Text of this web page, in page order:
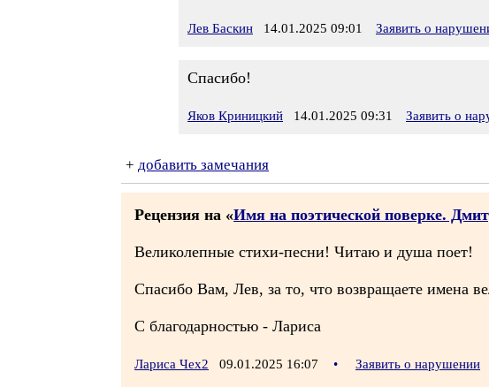
Лев Баскин 14.01.2025 09:01 Заявить о
Спасибо!
Яков Криницкий 14.01.2025 09:31 Заявить о
+ добавить замечания
Рецензия на «Имя на поэтической поверке.
Великолепные стихи-песни! Читаю и душа поет!
Спасибо Вам, Лев, за то, что возвращаете имена
С благодарностью - Лариса
Лариса Чех2 09.01.2025 16:07 • Заявить о нарушении